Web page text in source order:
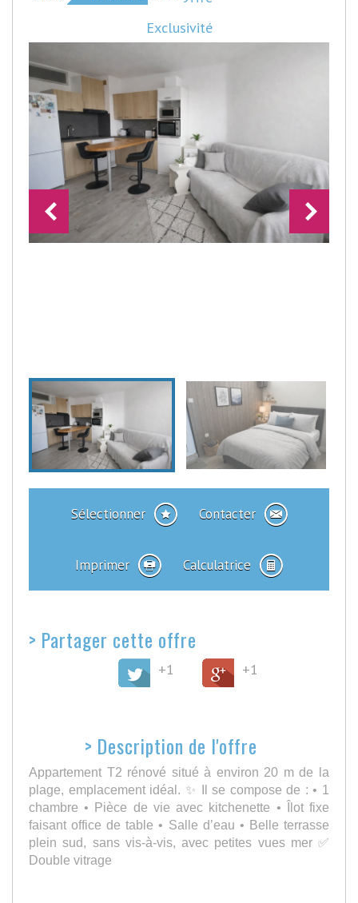
Exclusivité
Sélectionner Contacter
Imprimer Calculatrice
> Partager cette offre
+1 +1
> Description de l'offre
Appartement T2 rénové situé à environ 20 m de la
plage, emplacement idéal. ✨ Il se compose de : • 1
chambre • Pièce de vie avec kitchenette • Îlot fixe
faisant office de table • Salle d’eau • Belle terrasse
plein sud, sans vis-à-vis, avec petites vues mer ✅
Double vitrage